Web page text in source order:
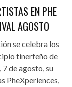
EN PHE
AGOSTO
se celebra los
tinerfeño de
de agosto, su
PheXperiences,